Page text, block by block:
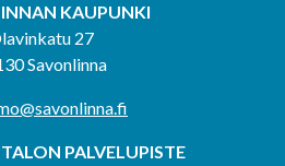
KAUPUNKI
27
Savonlinna
PALVELUPISTE